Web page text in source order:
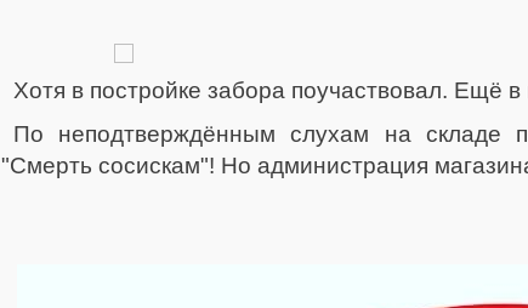
Хотя в постройке забора поучаствовал. Ещё
По неподтверждённым слухам на складе
"Смерть сосискам"! Но администрация